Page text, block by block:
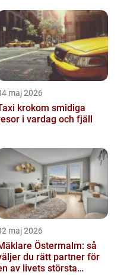
maj 2026
krokom smidiga
i vardag och fjäll
maj 2026
Östermalm: så
du rätt partner för
av livets största